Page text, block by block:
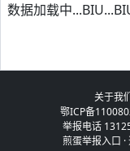
数据加载中
关于我
鄂ICP备
举报电话
煎蛋举报入口 ·